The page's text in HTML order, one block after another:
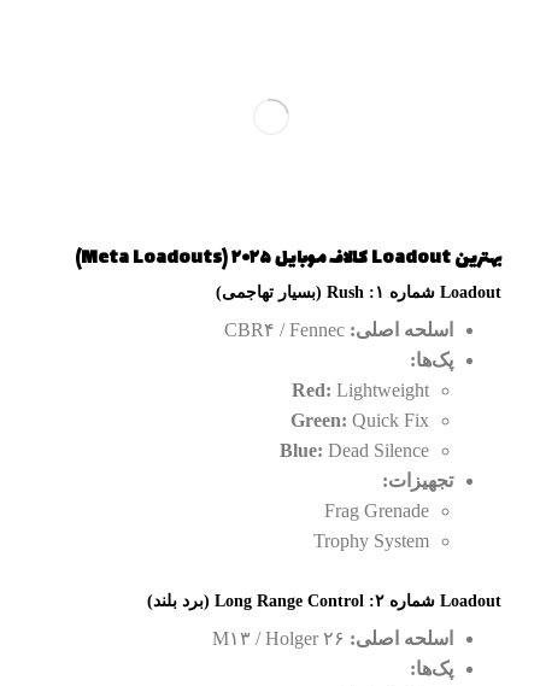
بهترین Loadout کالاف موبایل ۲۰۲۵ (Meta Loadouts)
Loadout شماره ۱: Rush (بسیار تهاجمی)
اسلحه اصلی: CBR۴ / Fennec
پک‌ها:
Red: Lightweight
Green: Quick Fix
Blue: Dead Silence
تجهیزات:
Frag Grenade
Trophy System
Loadout شماره ۲: Long Range Control (برد بلند)
اسلحه اصلی:
پک‌ها: